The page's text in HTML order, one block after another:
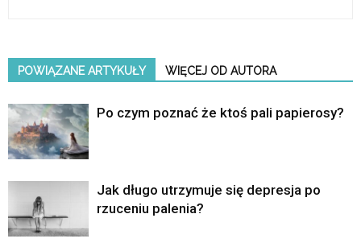
POWIĄZANE ARTYKUŁY WIĘCEJ OD AUTORA
Po czym poznać że ktoś pali papierosy?
Jak długo utrzymuje się depresja po
rzuceniu palenia?